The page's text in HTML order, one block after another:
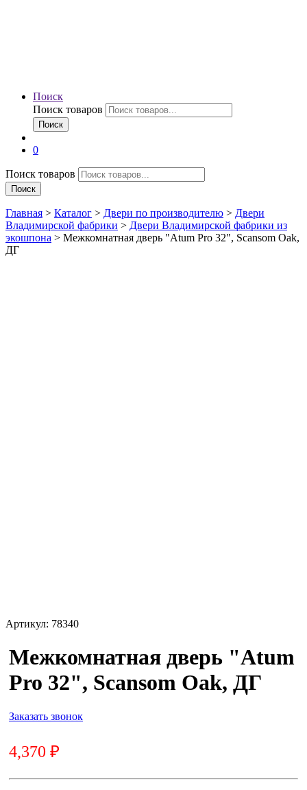
Поиск
Поиск товаров
Поиск
0
Поиск товаров
Поиск
Главная > Каталог > Двери по производителю > Двери
Владимирской фабрики > Двери Владимирской фабрики из
экошпона > Межкомнатная дверь "Atum Pro 32", Scansom Oak,
ДГ
Артикул: 78340
Межкомнатная дверь "Atum
Pro 32", Scansom Oak, ДГ
Заказать звонок
4,370 ₽